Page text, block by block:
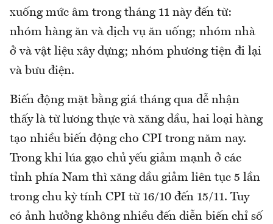
xuống mức âm trong tháng 11 này đến từ:
nhóm hàng ăn và dịch vụ ăn uống; nhóm nhà
ở và vật liệu xây dựng; nhóm phương tiện đi lại
và bưu điện.
Biến động mặt bằng giá tháng qua dễ nhận
thấy là từ lương thực và xăng dầu, hai loại hàng
tạo nhiều biến động cho CPI trong năm nay.
Trong khi lúa gạo chủ yếu giảm mạnh ở các
tỉnh phía Nam thì xăng dầu giảm liên tục 5 lần
trong chu kỳ tính CPI từ 16/10 đến 15/11. Tuy
có ảnh hưởng không nhiều đến diễn biến chỉ số